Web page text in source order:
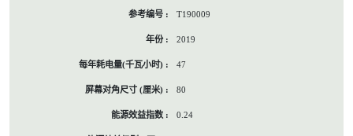
T190009
2019
47
80
0.24